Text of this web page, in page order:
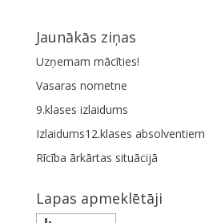
Jaunākās ziņas
Uzņemam mācīties!
Vasaras nometne
9.klases izlaidums
Izlaidums12.klases absolventiem
Rīcība ārkārtas situācijā
Lapas apmeklētāji